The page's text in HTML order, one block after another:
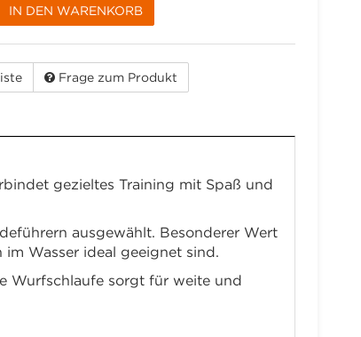
IN DEN WARENKORB
Frage zum Produkt
gezieltes Training mit Spaß und
ausgewählt. Besonderer Wert
Wasser ideal geeignet sind.
Wurfschlaufe sorgt für weite und